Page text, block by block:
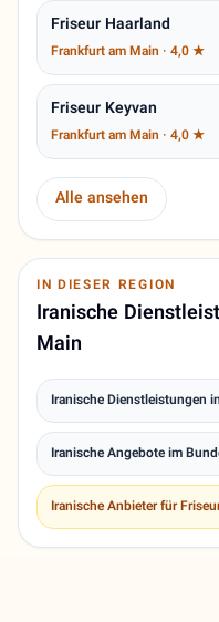
Friseur Haarland
Frankfurt am Main · 4,0 ★
Friseur Keyvan
Frankfurt am Main · 4,0 ★
Alle ansehen
IN DIESER REGION
Iranische
Main
Iranische Dienstleistungen
Iranische Angebote im
Iranische Anbieter für